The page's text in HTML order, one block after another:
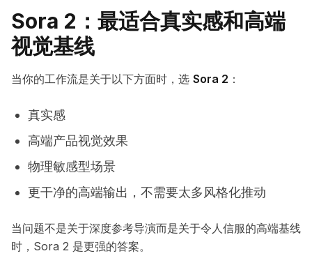
Sora 2：最适合真实感和高端
视觉基线
当你的工作流是关于以下方面时，选 Sora 2 ：
真实感
高端产品视觉效果
物理敏感型场景
更干净的高端输出，不需要太多风格化推动
当问题不是关于深度参考导演而是关于令人信服的高端基线
时，Sora 2 是更强的答案。